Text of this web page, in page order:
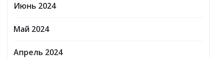
Июнь 2024
Май 2024
Апрель 2024